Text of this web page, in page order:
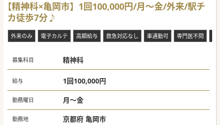
【精神科×亀岡市】1回100,000円/月～金/外来/駅チ
カ徒歩7分♪
外来のみ 電子カルテ 高額給与 救急対応なし 車通勤可 専門医不問
募集科目 精神科
給与 1回100,000円
勤務曜日 月～金
勤務地 京都府 亀岡市